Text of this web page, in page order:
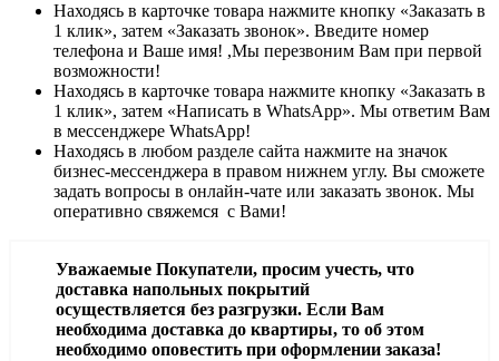
Находясь в карточке товара нажмите кнопку «Заказать в
1 клик», затем «Заказать звонок». Введите номер
телефона и Ваше имя! ,Мы перезвоним Вам при первой
возможности!
Находясь в карточке товара нажмите кнопку «Заказать в
1 клик», затем «Написать в WhatsApp». Мы ответим Вам
в месcенджере WhatsApp!
Находясь в любом разделе сайта нажмите на значок
бизнес-мессенджера в правом нижнем углу. Вы сможете
задать вопросы в онлайн-чате или заказать звонок. Мы
оперативно свяжемся с Вами!
Уважаемые Покупатели, просим учесть, что
доставка напольных покрытий
осуществляется без разгрузки. Если Вам
необходима доставка до квартиры, то об этом
необходимо оповестить при оформлении заказа!